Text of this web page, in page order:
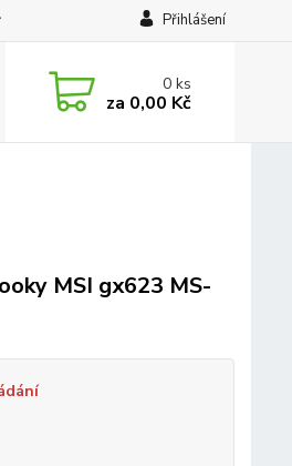
Přihlášení
0ks
za 0,00 Kč
MSI gx623 MS-